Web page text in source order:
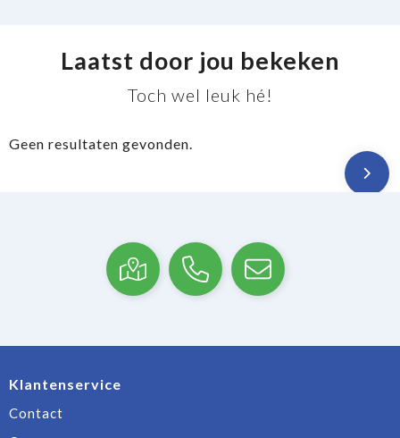
Laatst door jou bekeken
Toch wel leuk hé!
Geen resultaten gevonden.
Klantenservice
Contact